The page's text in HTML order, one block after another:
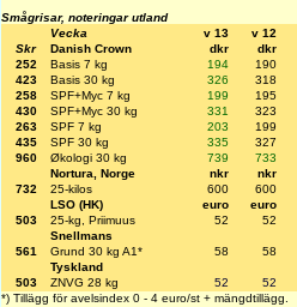
Smågrisar, noteringar utland
Vecka
v 13
v 12
Skr
Danish Crown dkr
dkr
252
Basis 7 kg 194
190
423
Basis 30 kg 326
318
258
SPF+Myc 7 kg 199
195
430
SPF+Myc 30 kg 331
323
263
SPF 7 kg 203
199
435
SPF 30 kg 335
327
960
Økologi 30 kg 739
733
Nortura, Norge
nkr
nkr
732
25-kilos 600
600
LSO (HK)
euro
euro
503
25-kg, Priimuus 52
52
Snellmans
561
Grund 30 kg A1* 58
58
Tyskland
503
ZNVG 28 kg 52
52
*) Tillägg för avelsindex 0 - 4 euro/st + mängdtillägg.